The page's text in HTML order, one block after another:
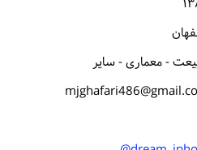
- معماری - سایر